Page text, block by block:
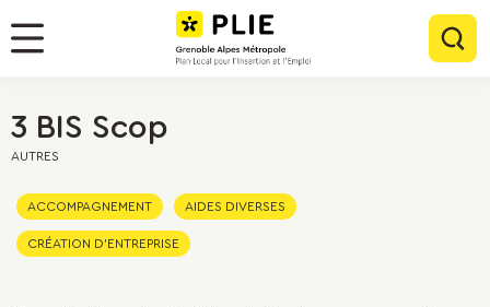
Panneau de gestion des cookies
Menu
3 BIS Scop
AUTRES
ACCOMPAGNEMENT AIDES DIVERSES
CRÉATION D'ENTREPRISE